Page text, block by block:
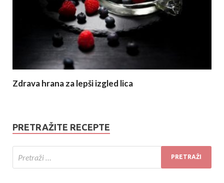
Zdrava hrana za lepši izgled lica
PRETRAŽITE RECEPTE